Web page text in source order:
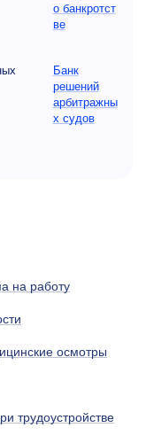
о банкротст
ве
Банк
решений
арбитражны
х судов
на работу
осмотры
трудоустройстве